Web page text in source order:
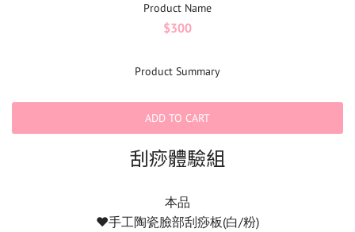
Product Name
$300
Product Summary
ADD TO CART
刮痧體驗組
本品
♥️手工陶瓷臉部刮痧板(白/粉)